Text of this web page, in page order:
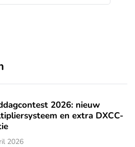
2026: nieuw
en extra DXCC-
2026